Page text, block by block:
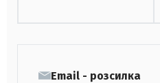
Email - розсилка